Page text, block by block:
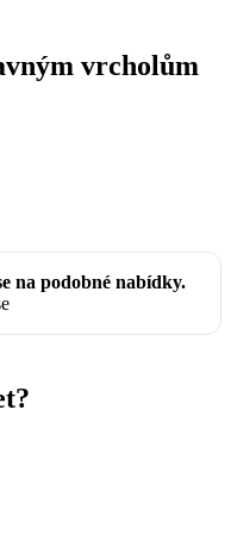
vrcholům
na podobné nabídky.